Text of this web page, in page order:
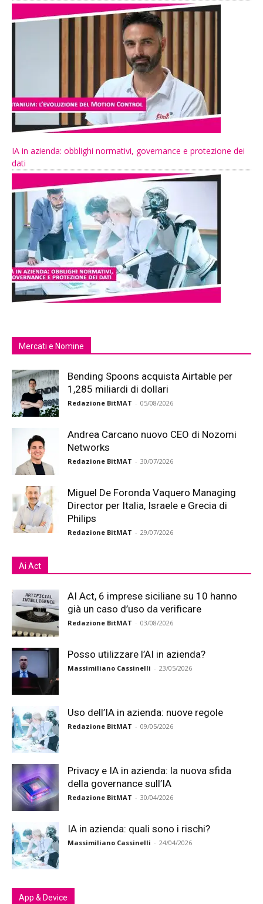
IA in azienda: obblighi normativi, governance e protezione dei
dati
Mercati e Nomine
Bending Spoons acquista Airtable per
1,285 miliardi di dollari
Redazione BitMAT - 05/08/2026
Andrea Carcano nuovo CEO di Nozomi
Networks
Redazione BitMAT - 30/07/2026
Miguel De Foronda Vaquero Managing
Director per Italia, Israele e Grecia di
Philips
Redazione BitMAT - 29/07/2026
Ai Act
AI Act, 6 imprese siciliane su 10 hanno
già un caso d’uso da verificare
Redazione BitMAT - 03/08/2026
Posso utilizzare l’AI in azienda?
Massimiliano Cassinelli - 23/05/2026
Uso dell’IA in azienda: nuove regole
Redazione BitMAT - 09/05/2026
Privacy e IA in azienda: la nuova sfida
della governance sull’IA
Redazione BitMAT - 30/04/2026
IA in azienda: quali sono i rischi?
Massimiliano Cassinelli - 24/04/2026
App & Device